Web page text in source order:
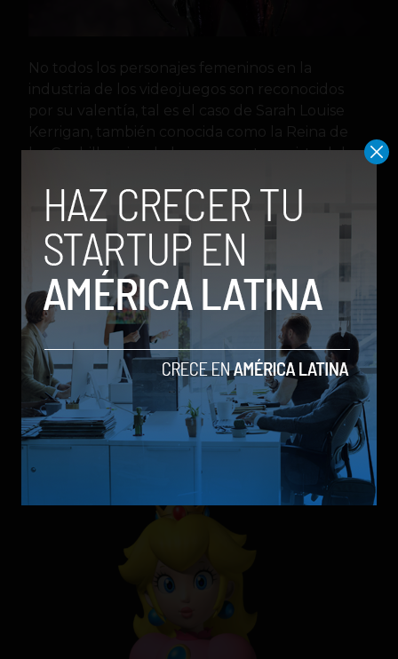
No todos los personajes femeninos en la
industria de los videojuegos son reconocidos
por su valentía, tal es el caso de Sarah Louise
Kerrigan, también conocida como la Reina de
las Cuchillas, siendo la mayor antagonista del
una mujer de 26 años al servicio de un
escuadrón de élite de asalto de la
Confederación Terran, pero luego es infectada
por la Supermente, lo que la proclamó reina de
los Zerg.
Fue purificada por Jim Raynor, pero se sometió
nuevamente a la metamorfosis por voluntad
propia en Zerus, planeta natal de los Zerg, con
la intención de obtener el poder suficiente para
vengarse de Arcturus Mengsk.
Peach